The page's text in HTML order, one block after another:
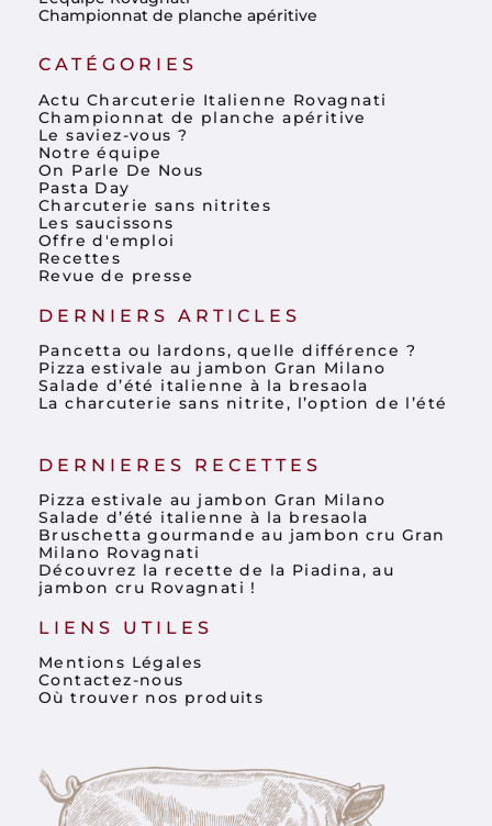
Championnat de planche apéritive
CATÉGORIES
Actu Charcuterie Italienne Rovagnati
Championnat de planche apéritive
Le saviez-vous ?
Notre équipe
On Parle De Nous
Pasta Day
Charcuterie sans nitrites
Les saucissons
Offre d'emploi
Recettes
Revue de presse
DERNIERS ARTICLES
Pancetta ou lardons, quelle différence ?
Pizza estivale au jambon Gran Milano
Salade d’été italienne à la bresaola
La charcuterie sans nitrite, l’option de l’été
DERNIERES RECETTES
Pizza estivale au jambon Gran Milano
Salade d’été italienne à la bresaola
Bruschetta gourmande au jambon cru Gran
Milano Rovagnati
Découvrez la recette de la Piadina, au
jambon cru Rovagnati !
LIENS UTILES
Mentions Légales
Contactez-nous
Où trouver nos produits